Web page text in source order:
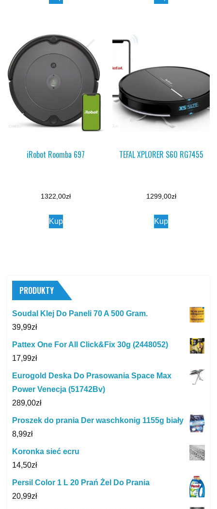
iRobot Roomba 697
1322,00zł
Kup
TEFAL XPLORER S60 RG7455
1299,00zł
Kup
PRODUKTY
Soudal Klej Do Paneli 70 A 500 Gram.
39,99zł
Pattex One For All Click&Fix 30g (2448052)
17,99zł
Eurogold Deska Do Prasowania Space Max
Power Venecja (51742Bv)
289,00zł
Proszek do prania Der waschkonig 1155g biały
8,99zł
Koronka sieć ecru
14,50zł
Persil Color 1 L 20 Prań Żel Do Prania
20,99zł